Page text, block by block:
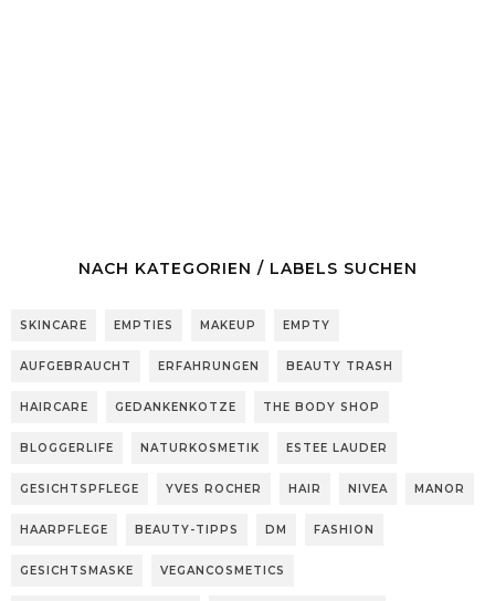
NACH KATEGORIEN / LABELS SUCHEN
SKINCARE EMPTIES MAKEUP EMPTY
AUFGEBRAUCHT ERFAHRUNGEN BEAUTY TRASH
HAIRCARE GEDANKENKOTZE THE BODY SHOP
BLOGGERLIFE NATURKOSMETIK ESTEE LAUDER
GESICHTSPFLEGE YVES ROCHER HAIR NIVEA MANOR
HAARPFLEGE BEAUTY-TIPPS DM FASHION
GESICHTSMASKE VEGANCOSMETICS